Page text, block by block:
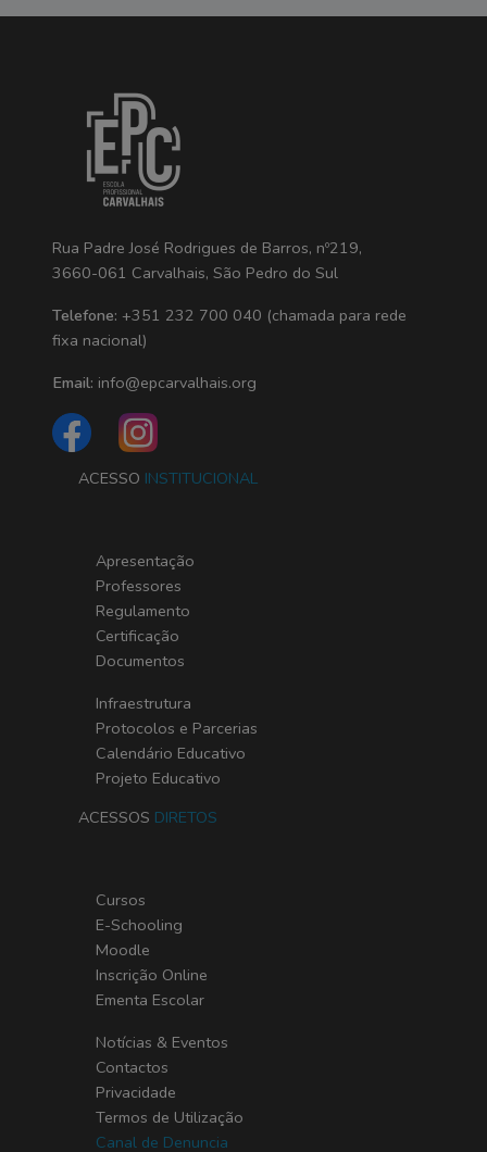
Rua Padre José Rodrigues de Barros, nº219,
3660-061 Carvalhais, São Pedro do Sul
Telefone: +351 232 700 040 (chamada para rede
fixa nacional)
Email: info@epcarvalhais.org
ACESSO INSTITUCIONAL
Apresentação
Professores
Regulamento
Certificação
Documentos
Infraestrutura
Protocolos e Parcerias
Calendário Educativo
Projeto Educativo
ACESSOS DIRETOS
Cursos
E-Schooling
Moodle
Inscrição Online
Ementa Escolar
Notícias & Eventos
Contactos
Privacidade
Termos de Utilização
Canal de Denuncia